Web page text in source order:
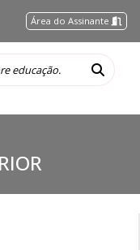
Área do Assinante